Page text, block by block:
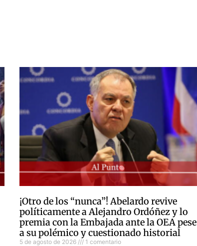
¡Otro de los “nunca”! Abelardo revive
políticamente a Alejandro Ordóñez y lo
premia con la Embajada ante la OEA pese
a su polémico y cuestionado historial
5 de agosto de 2026 1 comentario